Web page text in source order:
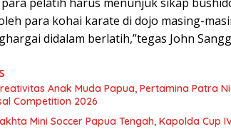
para kohai karate di dojo masing-
didalam berlatih,”tegas John
Anak Muda Papua, Pertamina Patra
Competition 2026
Mini Soccer Papua Tengah, Kapolda Cup